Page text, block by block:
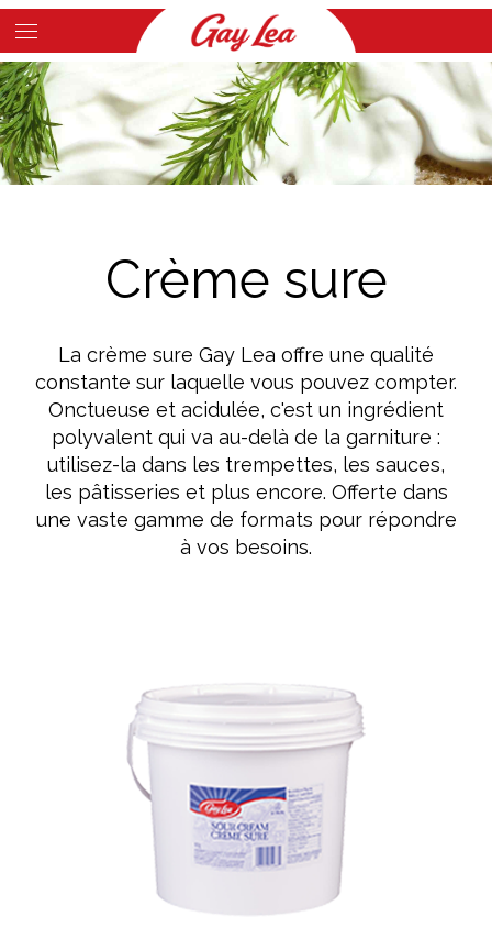
Skip
to
main
content
Main
Content
Crème sure
La crème sure Gay Lea offre une qualité
constante sur laquelle vous pouvez compter.
Onctueuse et acidulée, c'est un ingrédient
polyvalent qui va au-delà de la garniture :
utilisez-la dans les trempettes, les sauces,
les pâtisseries et plus encore. Offerte dans
une vaste gamme de formats pour répondre
à vos besoins.